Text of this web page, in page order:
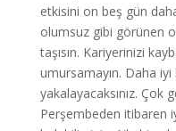
etkisini on beş gün
olumsuz gibi görünen
taşısın. Kariyerinizi
umursamayın. Daha iyi
yakalayacaksınız. Çok
Perşembeden itibaren